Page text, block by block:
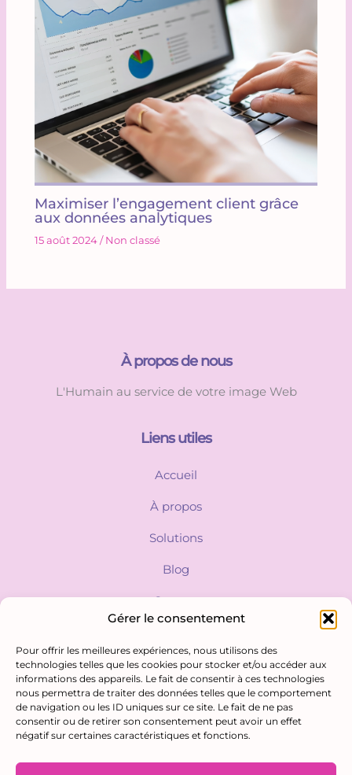
Gérer le consentement
Pour offrir les meilleures expériences, nous utilisons des
technologies telles que les cookies pour stocker et/ou accéder aux
informations des appareils. Le fait de consentir à ces technologies
nous permettra de traiter des données telles que le comportement
de navigation ou les ID uniques sur ce site. Le fait de ne pas
consentir ou de retirer son consentement peut avoir un effet
négatif sur certaines caractéristiques et fonctions.
Maximiser l’engagement client grâce
aux données analytiques
15 août 2024/ Non classé
À propos de nous
L'Humain au service de votre image Web
Liens utiles
Accueil
À propos
Solutions
Blog
Contact
Contactez-nous
contact@humanopix.com
+33 6 48 30 87 73